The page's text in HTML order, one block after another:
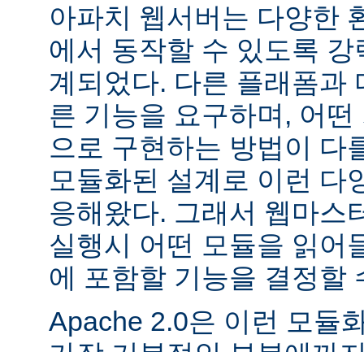
아파치 웹서버는 다양한
에서 동작할 수 있도록
계되었다. 다른 플래폼과
른 기능을 요구하며, 어
으로 구현하는 방법이 다
모듈화된 설계로 이런 다
응해왔다. 그래서 웹마스
실행시 어떤 모듈을 읽어
에 포함할 기능을 결정할
Apache 2.0은 이런 모듈